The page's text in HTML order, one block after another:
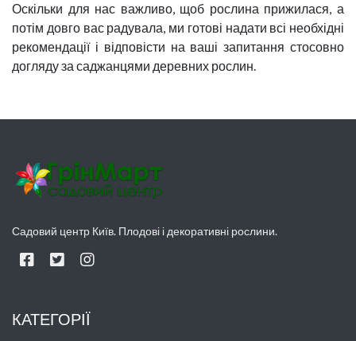
Оскільки для нас важливо, щоб рослина прижилася, а
потім довго вас радувала, ми готові надати всі необхідні
рекомендації і відповісти на ваші запитання стосовно
догляду за саджанцями деревних рослин.
Садовий центр Київ. Плодові і декоративні рослини.
КАТЕГОРІЇ